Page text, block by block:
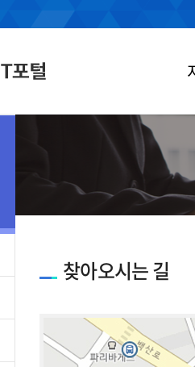
찾아오시는 길